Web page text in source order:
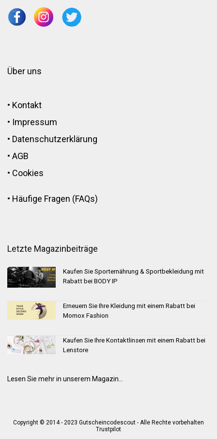
Über uns
• Kontakt
• Impressum
• Datenschutzerklärung
• AGB
• Cookies
• Häufige Fragen (FAQs)
Letzte Magazinbeiträge
Kaufen Sie Sporternährung & Sportbekleidung mit
Rabatt bei BODY IP
Erneuern Sie Ihre Kleidung mit einem Rabatt bei
Momox Fashion
Kaufen Sie Ihre Kontaktlinsen mit einem Rabatt bei
Lenstore
Lesen Sie mehr in unserem Magazin...
Copyright © 2014 - 2023 Gutscheincodescout - Alle Rechte vorbehalten
Trustpilot